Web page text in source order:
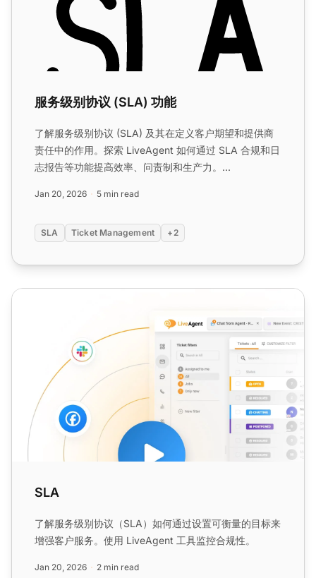
服务级别协议 (SLA) 功能
了解服务级别协议 (SLA) 及其在定义客户期望和提供商
责任中的作用。探索 LiveAgent 如何通过 SLA 合规和日
志报告等功能提高效率、问责制和生产力。...
Jan 20, 2026 5 min read
SLA Ticket Management +2
SLA
SLA
了解服务级别协议（SLA）如何通过设置可衡量的目标来
增强客户服务。使用 LiveAgent 工具监控合规性。
Jan 20, 2026 2 min read